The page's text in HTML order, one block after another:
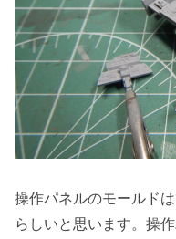
操作パネルのモールド
らしいと思います。操